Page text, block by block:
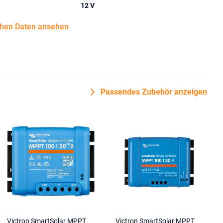
12 V
Daten ansehen
Passendes Zubehör anzeigen
Victron SmartSolar MPPT
Victron SmartSolar MPPT